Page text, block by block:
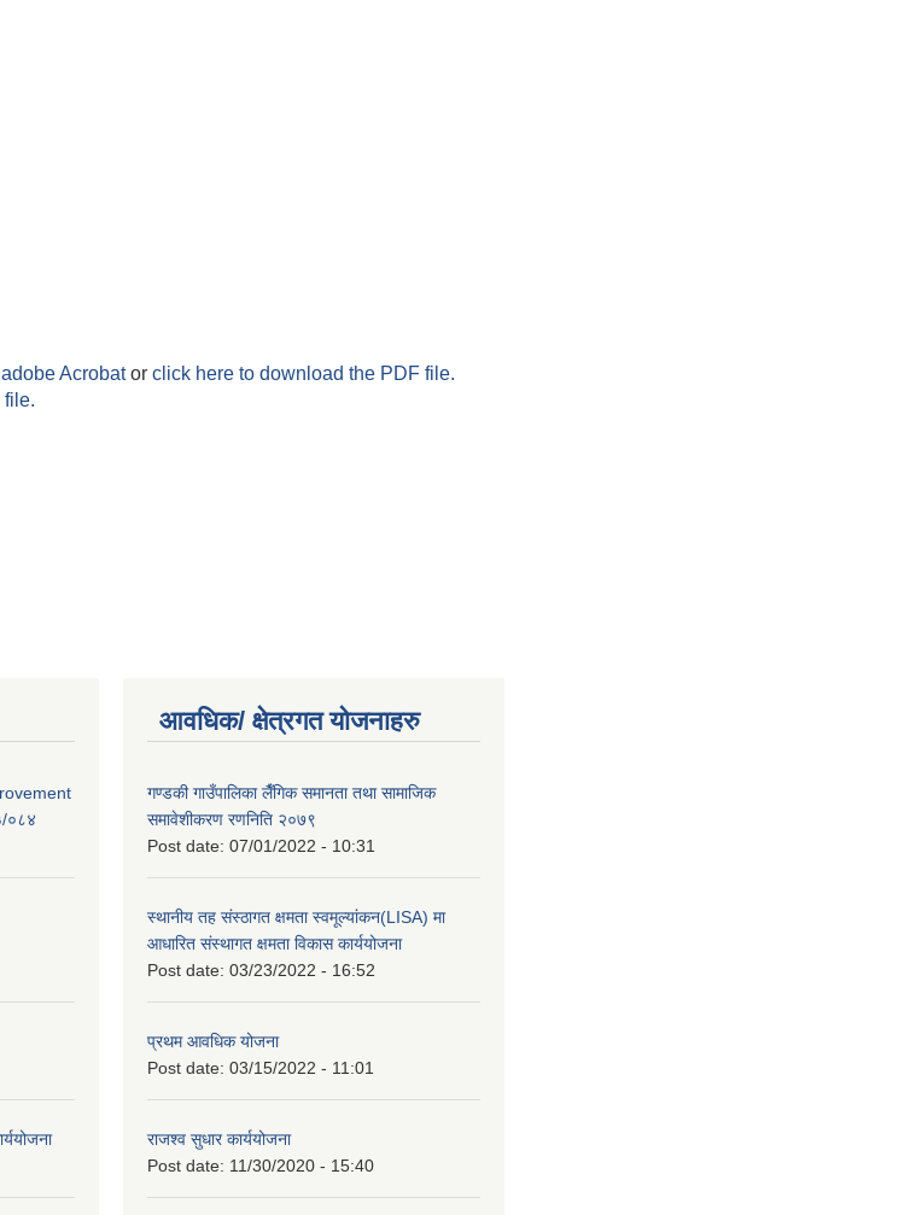
Acrobator click here to download the PDF file.
file.
०८४
आवधिक/ क्षेत्रगत योजनाहरु
गण्डकी गाउँपालिका लैँगिक समानता तथा सामाजिक
समावेशीकरण रणनिति २०७९
Post date: 07/01/2022 - 10:31
स्थानीय तह संस्ठागत क्षमता स्वमूल्यांकन(LISA) मा
आधारित संस्थागत क्षमता विकास कार्ययोजना
Post date: 03/23/2022 - 16:52
प्रथम आवधिक योजना
Post date: 03/15/2022 - 11:01
राजश्व सुधार कार्ययोजना
Post date: 11/30/2020 - 15:40